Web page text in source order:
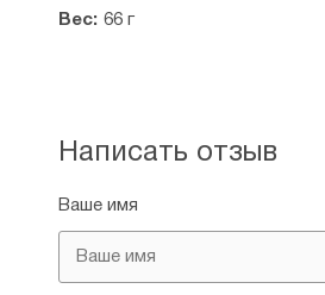
Вес: 66 г
Написать отзыв
Ваше имя